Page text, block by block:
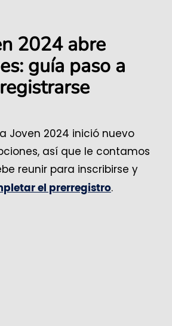
2024 abre
guía paso a
Joven 2024 inició nuevo
así que le contamos
reunir para inscribirse y
el prerregistro.